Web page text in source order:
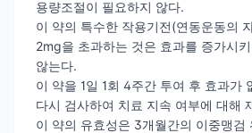
용량조절이 필요하지 않다.
이 약의 특수한 작용기전(연동운동의
2mg을 초과하는 것은 효과를 증가시
않는다.
이 약을 1일 1회 4주간 투여 후 효과가
다시 검사하여 치료 지속 여부에 대해
이 약의 유효성은 3개월간의 이중맹검